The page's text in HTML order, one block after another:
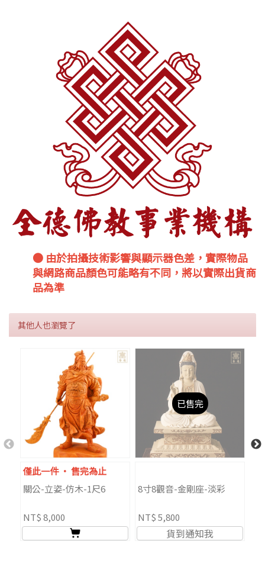
● 由於拍攝技術影響與顯示器色差，實際物品
與網路商品顏色可能略有不同，將以實際出貨商
品為準
其他人也瀏覽了
僅此一件 ‧ 售完為止
關公-立姿-仿木-1尺6
NT$ 8,000
已售完
8寸8觀音-金剛座-淡彩
NT$ 5,800
貨到通知我